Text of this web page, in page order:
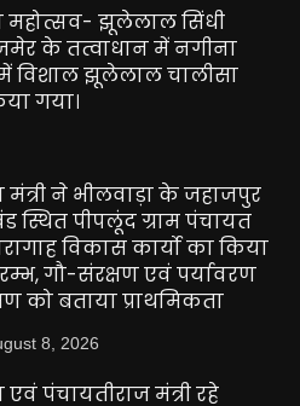
महोत्सव- झूलेलाल सिंधी
के तत्वाधान में नगीना
विशाल झूलेलाल चालीसा
गया।
मंत्री ने भीलवाड़ा के जहाजपुर
स्थित पीपलूंद ग्राम पंचायत
विकास कार्यो का किया
गौ-संरक्षण एवं पर्यावरण
को बताया प्राथमिकता
8, 2026
एवं पंचायतीराज मंत्री रहे